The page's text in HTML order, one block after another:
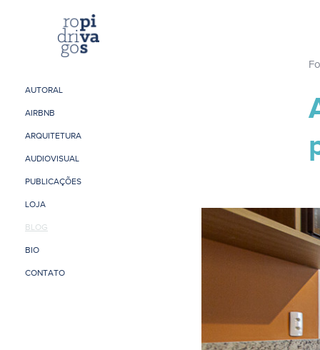
AUTORAL
AIRBNB
ARQUITETURA
AUDIOVISUAL
PUBLICAÇÕES
LOJA
BLOG
BIO
CONTATO